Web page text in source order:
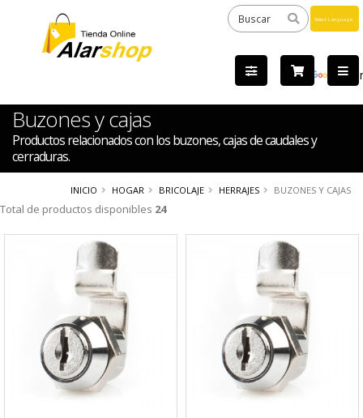
by
Buzones y cajas
Productos relacionados con los buzones, cajas de caudales y
cerraduras.
INICIO HOGAR BRICOLAJE HERRAJES BUZONES Y CAJAS
Total de productos disponibles 24